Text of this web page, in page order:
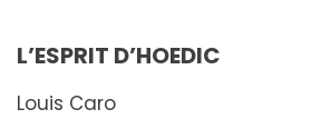
L’ESPRIT D’HOEDIC
Louis Caro